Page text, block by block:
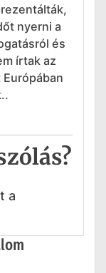
nyerni a
és
írtak az
a